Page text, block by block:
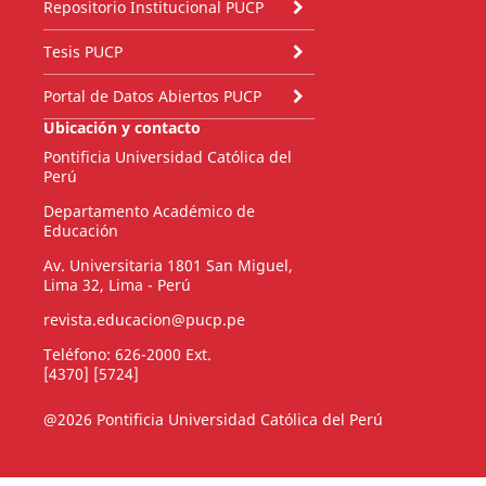
Repositorio Institucional PUCP
Tesis PUCP
Portal de Datos Abiertos PUCP
Ubicación y contacto
Pontificia Universidad Católica del
Perú
Departamento Académico de
Educación
Av. Universitaria 1801 San Miguel,
Lima 32, Lima - Perú
revista.educacion@pucp.pe
Teléfono: 626-2000 Ext.
[4370] [5724]
@2026 Pontificia Universidad Católica del Perú